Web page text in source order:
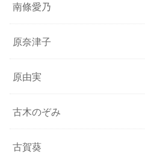
南條愛乃
原奈津子
原由実
古木のぞみ
古賀葵